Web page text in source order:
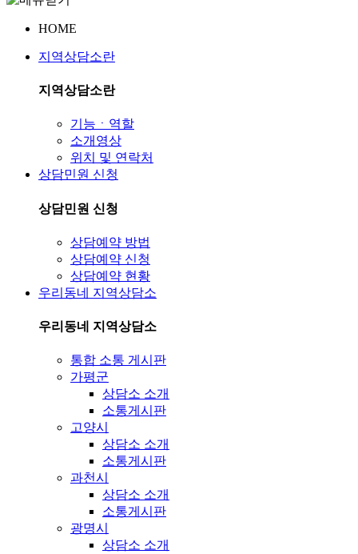
HOME
지역상담소란
지역상담소란
기능ㆍ역할
소개영상
위치 및 연락처
상담민원 신청
상담민원 신청
상담예약 방법
상담예약 신청
상담예약 현황
우리동네 지역상담소
우리동네 지역상담소
통합 소통 게시판
가평군
상담소 소개
소통게시판
고양시
상담소 소개
소통게시판
과천시
상담소 소개
소통게시판
광명시
상담소 소개